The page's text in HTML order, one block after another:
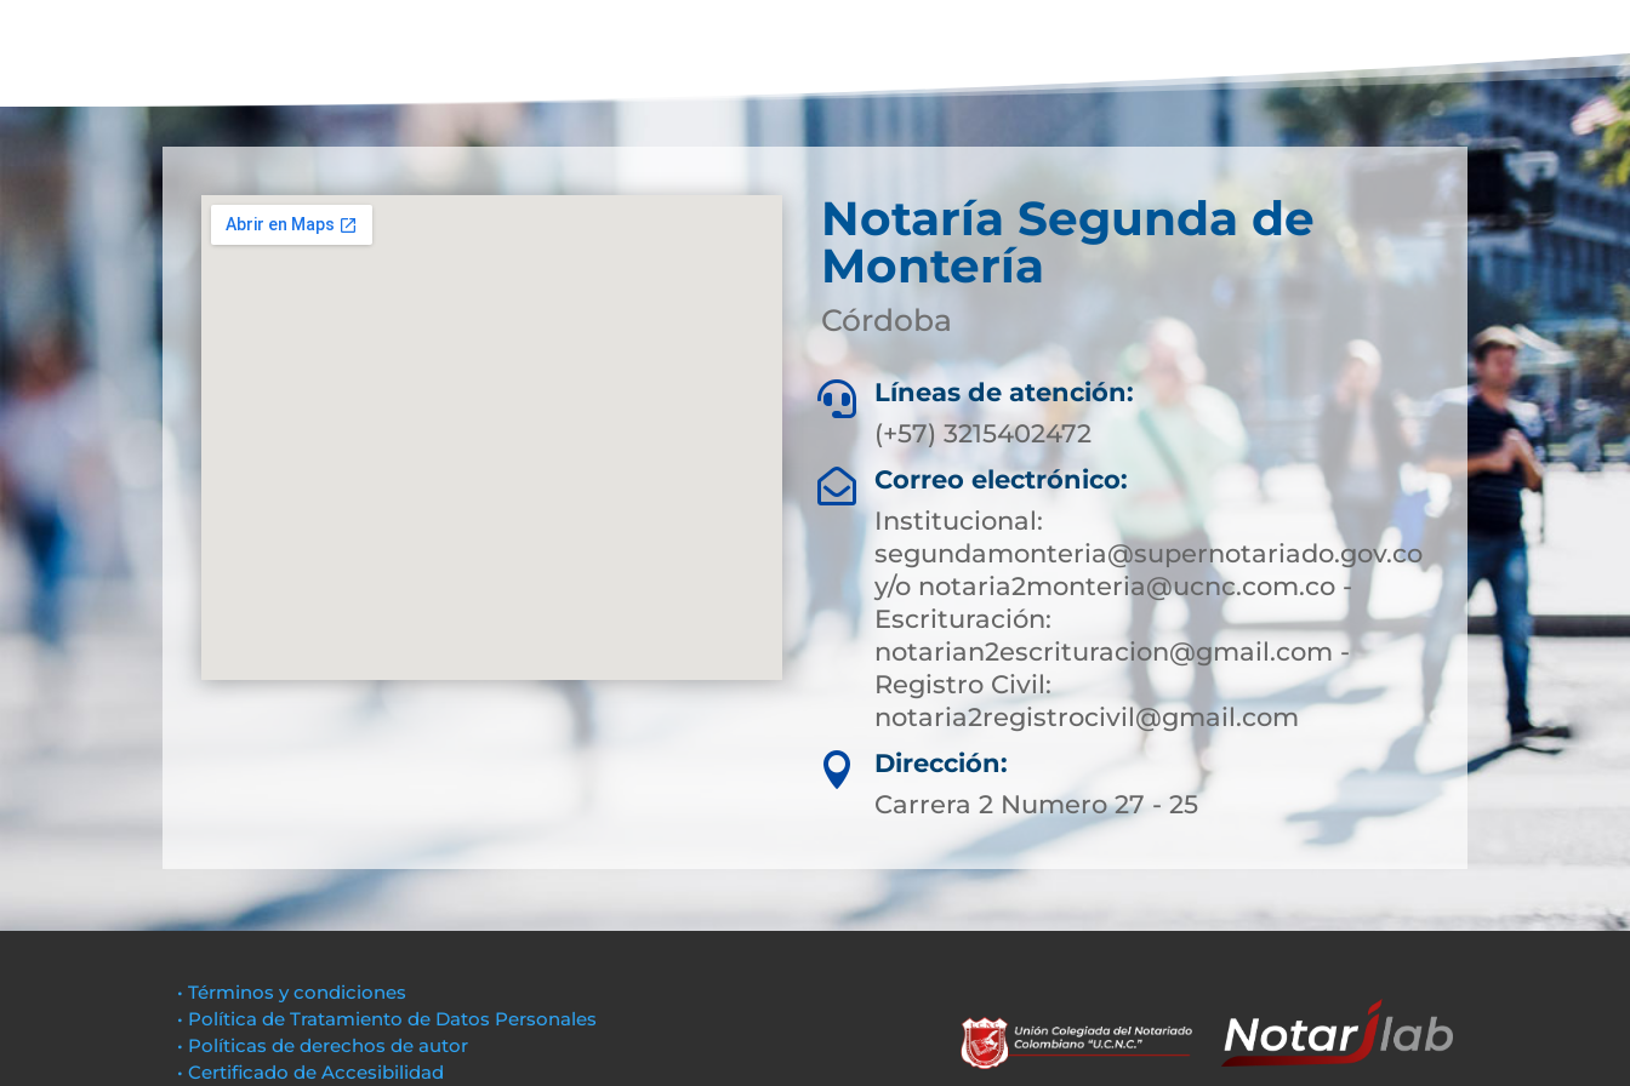
Notaría Segunda de
Montería
Córdoba

Líneas de atención:
(+57) 3215402472

Correo electrónico:
Institucional:
segundamonteria@supernotariado.gov.co
y/o notaria2monteria@ucnc.com.co -
Escrituración:
notarian2escrituracion@gmail.com -
Registro Civil:
notaria2registrocivil@gmail.com

Dirección:
Carrera 2 Numero 27 - 25
• Términos y condiciones
• Política de Tratamiento de Datos Personales
• Políticas de derechos de autor
• Certificado de Accesibilidad